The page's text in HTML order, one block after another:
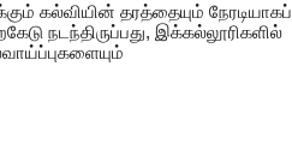
கல்வியின் தரத்தையும் நேரடியாகப்
நடந்திருப்பது, இக்கல்லூரிகளில்